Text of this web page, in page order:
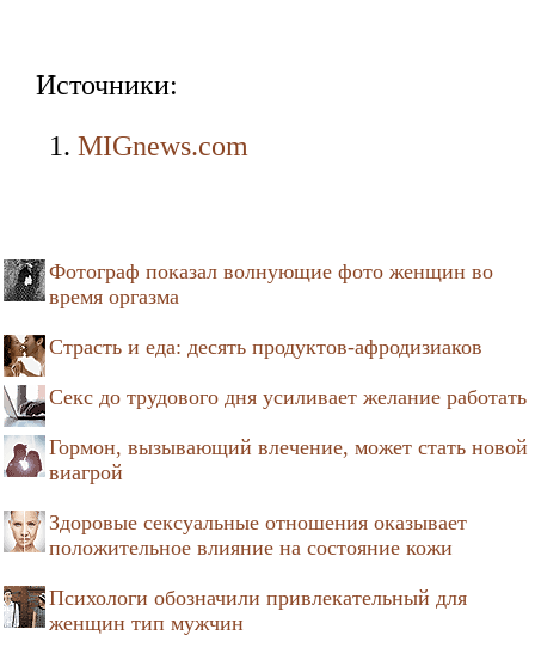
Источники:
MIGnews.com
Фотограф показал волнующие фото женщин во
время оргазма
Страсть и еда: десять продуктов-афродизиаков
Секс до трудового дня усиливает желание работать
Гормон, вызывающий влечение, может стать новой
виагрой
Здоровые сексуальные отношения оказывает
положительное влияние на состояние кожи
Психологи обозначили привлекательный для
женщин тип мужчин